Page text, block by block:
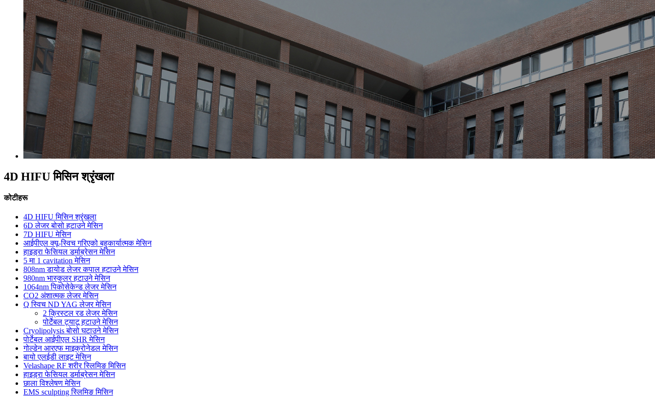
4D HIFU मिसिन श्रृंखला
कोटीहरू
4D HIFU मिसिन श्रृंखला
6D लेजर बोसो हटाउने मेसिन
7D HIFU मेसिन
आईपीएल क्यू-स्विच गरिएको बहुकार्यात्मक मेसिन
हाइड्रा फेसियल डर्माब्रेसन मेसिन
5 मा 1 cavitation मेसिन
808nm डायोड लेजर कपाल हटाउने मेसिन
980nm भास्कुलर हटाउने मेसिन
1064nm पिकोसेकेन्ड लेजर मेसिन
CO2 अंशात्मक लेजर मेसिन
Q स्विच ND YAG लेजर मेसिन
2 क्रिस्टल रड लेजर मेसिन
पोर्टेबल ट्याटू हटाउने मेसिन
Cryolipolysis बोसो घटाउने मेसिन
पोर्टेबल आईपीएल SHR मेसिन
गोल्डेन आरएफ माइक्रोनेडल मेसिन
बायो एलईडी लाइट मेसिन
Velashape RF शरीर स्लिमिङ मिसिन
हाइड्रा फेसियल डर्माब्रेसन मेसिन
छाला विश्लेषण मेसिन
EMS sculpting स्लिमिङ मिसिन